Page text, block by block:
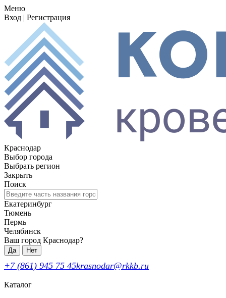
Меню
Вход | Регистрация
Краснодар
Выбор города
Выбрать регион
Закрыть
Поиск
Екатеринбург
Тюмень
Пермь
Челябинск
Ваш город Краснодар?
Да Нет
+7 (861) 945 75 45krasnodar@rkkb.ru
Каталог